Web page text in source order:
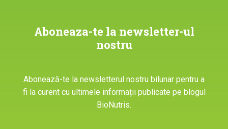
Aboneaza-te la newsletter-ul
nostru
Abonează-te la newsletterul nostru bilunar pentru a
fi la curent cu ultimele informații publicate pe blogul
BioNutris.